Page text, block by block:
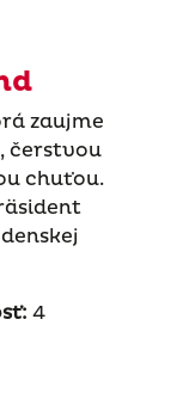
zaujme
čerstvou
chuťou.
4